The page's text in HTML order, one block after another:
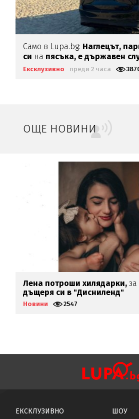
Само в Lupa.bg: Наглецът,
си на пясъка, е държавен
Ексклузивно преди 2 часа
ОЩЕ НОВИНИ
Лена потроши хилядарки,за
дъщеря си в "Дисниленд"
Новини 2547
ЕКСКЛУЗИВНО
ШОУ